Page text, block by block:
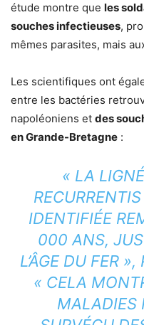
étude montre que les
souches infectieuses,
mêmes parasites, mais
Les scientifiques ont
entre les bactéries
napoléoniens et des
en Grande-Bretagne :
« LA
RECURRENTIS
IDENTIFIÉE
000 ANS,
L’ÂGE DU FER
« CELA
MALADIES